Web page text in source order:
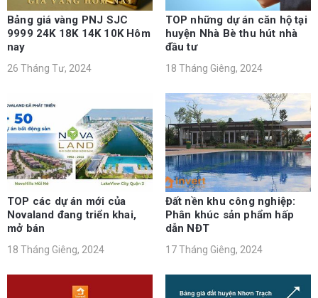
Bảng giá vàng PNJ SJC
9999 24K 18K 14K 10K Hôm
nay
26 Tháng Tư, 2024
TOP những dự án căn hộ tại
huyện Nhà Bè thu hút nhà
đầu tư
18 Tháng Giêng, 2024
TOP các dự án mới của
Novaland đang triển khai,
mở bán
18 Tháng Giêng, 2024
Đất nền khu công nghiệp:
Phân khúc sản phẩm hấp
dẫn NĐT
17 Tháng Giêng, 2024